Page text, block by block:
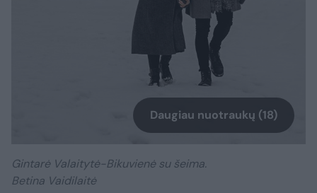
Daugiau nuotraukų (18)
Gintarė Valaitytė-Bikuvienė su šeima.
Betina Vaidilaitė